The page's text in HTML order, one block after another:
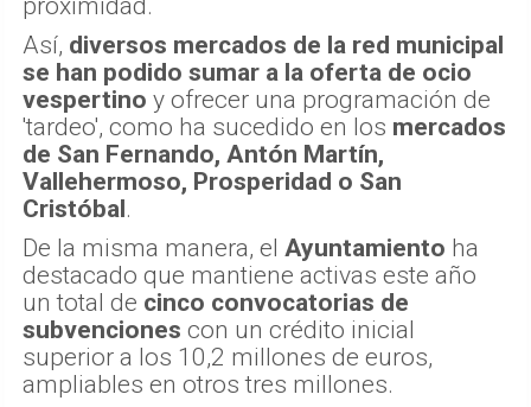
Así, diversos mercados de la red municipal
se han podido sumar a la oferta de ocio
vespertino y ofrecer una programación de
'tardeo', como ha sucedido en los mercados
de San Fernando, Antón Martín,
Vallehermoso, Prosperidad o San
Cristóbal.
De la misma manera, el Ayuntamiento ha
destacado que mantiene activas este año
un total de cinco convocatorias de
subvenciones con un crédito inicial
superior a los 10,2 millones de euros,
ampliables en otros tres millones.